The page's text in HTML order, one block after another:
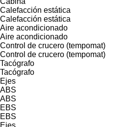
Calefacción estática
Calefacción estática
Aire acondicionado
Aire acondicionado
Control de crucero (tempomat)
Control de crucero (tempomat)
Tacógrafo
Tacógrafo
Ejes
ABS
ABS
EBS
EBS
Ejes